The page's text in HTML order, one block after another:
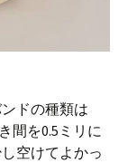
ドの種類は
間を0.5ミリに
空けてよかっ